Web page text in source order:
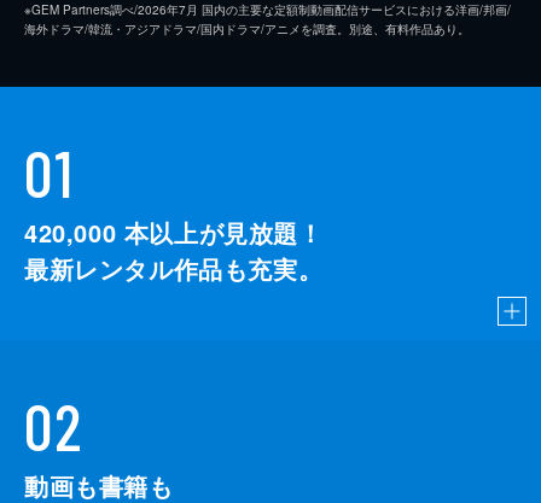
※GEM Partners調べ/2026年7⽉ 国内の主要な定額制動画配信サービスにおける洋画/邦画/
海外ドラマ/韓流・アジアドラマ/国内ドラマ/アニメを調査。別途、有料作品あり。
01
420,000 本以上が見放題！
最新レンタル作品も充実。
02
動画も書籍も